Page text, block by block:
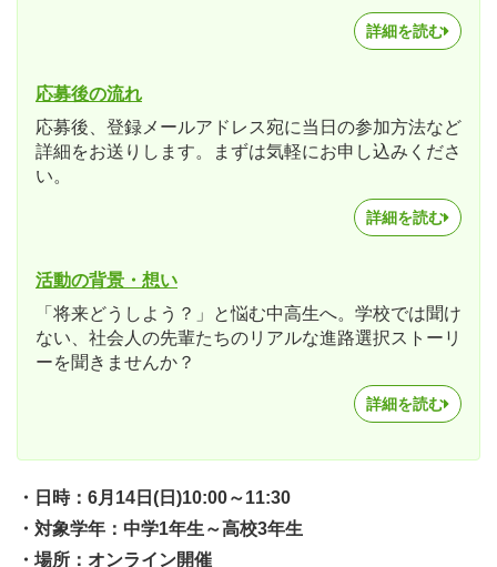
詳細を読む
応募後の流れ
応募後、登録メールアドレス宛に当日の参加方法など
詳細をお送りします。まずは気軽にお申し込みくださ
い。
詳細を読む
活動の背景・想い
「将来どうしよう？」と悩む中高生へ。学校では聞け
ない、社会人の先輩たちのリアルな進路選択ストーリ
ーを聞きませんか？
詳細を読む
・日時：6月14日(日)10:00～11:30
・対象学年：中学1年生～高校3年生
・場所：オンライン開催